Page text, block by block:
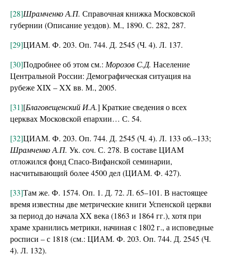
[28]Шрамченко А.П. Справочная книжка Московской
губернии (Описание уездов). М., 1890. С. 282, 287.
[29]ЦИАМ. Ф. 203. Оп. 744. Д. 2545 (Ч. 4). Л. 137.
[30]Подробнее об этом см.: Морозов С.Д. Население
Центральной России: Демографическая ситуация на
рубеже XIX – XX вв. М., 2005.
[31][Благовещенский И.А.] Краткие сведения о всех
церквах Московской епархии… С. 54.
[32]ЦИАМ. Ф. 203. Оп. 744. Д. 2545 (Ч. 4). Л. 133 об.–133;
Шрамченко А.П. Ук. соч. С. 278. В составе ЦИАМ
отложился фонд Спасо-Вифанской семинарии,
насчитывающий более 4500 дел (ЦИАМ. Ф. 427).
[33]Там же. Ф. 1574. Оп. 1. Д. 72. Л. 65–101. В настоящее
время известны две метрические книги Успенской церкви
за период до начала XX века (1863 и 1864 гг.), хотя при
храме хранились метрики, начиная с 1802 г., а исповедные
росписи – с 1818 (см.: ЦИАМ. Ф. 203. Оп. 744. Д. 2545 (Ч.
4). Л. 132).